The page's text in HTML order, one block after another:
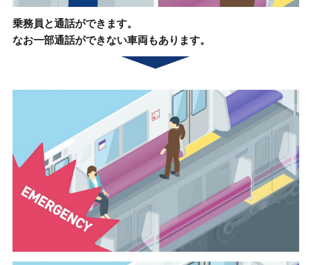
乗務員と通話ができます。
なお一部通話ができない車両もあります。